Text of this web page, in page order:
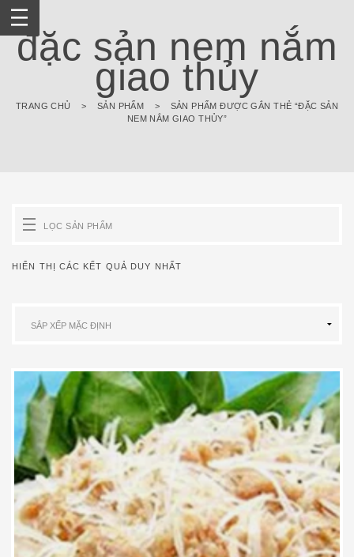
Skip
content
đặc sản nem nắm
giao thủy
TRANG CHỦ > SẢN PHẨM >
SẢN PHẨM ĐƯỢC GẮN THẺ “ĐẶC SẢN
NEM NẮM GIAO THỦY”
LỌC SẢN PHẨM
HIỂN THỊ CÁC KẾT QUẢ DUY NHẤT